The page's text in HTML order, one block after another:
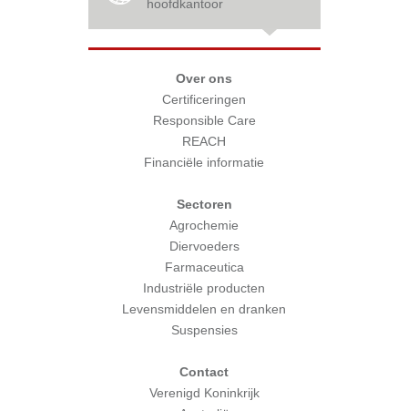
hoofdkantoor
Over ons
Certificeringen
Responsible Care
REACH
Financiële informatie
Sectoren
Agrochemie
Diervoeders
Farmaceutica
Industriële producten
Levensmiddelen en dranken
Suspensies
Contact
Verenigd Koninkrijk